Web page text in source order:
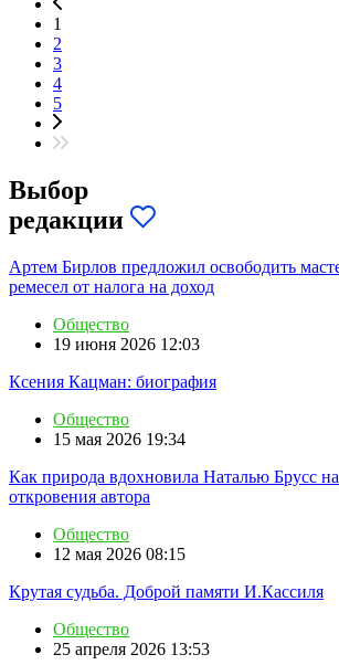
1
2
3
4
5
Выбор
редакции
Артем Бирлов предложил освободить
ремесел от налога на доход
Общество
19 июня 2026 12:03
Ксения Кацман: биография
Общество
15 мая 2026 19:34
Как природа вдохновила Наталью Брусс
откровения автора
Общество
12 мая 2026 08:15
Крутая судьба. Доброй памяти И.Кассиля
Общество
25 апреля 2026 13:53